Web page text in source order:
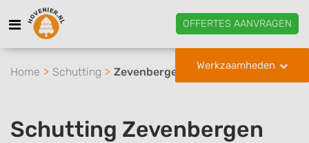
OFFERTES AANVRAGEN
Werkzaamheden
Home Schutting Zevenbergen
Schutting Zevenbergen